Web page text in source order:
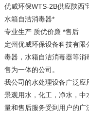
优威环保WTS-2B供应陕西
水箱自洁消毒器*
专业生产 质优价廉 *售后
定州优威环保设备科技有
毒器，水箱自洁消毒器等消
售为一体的公司。
我公司的水处理设备广泛应
景观用水，化工，净水，
量和售后服务受到用户的广